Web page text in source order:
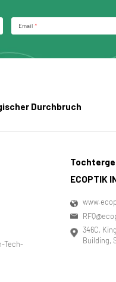
Email *
Durchbruch
Tech-
ECOPTIK
346C,
Building,